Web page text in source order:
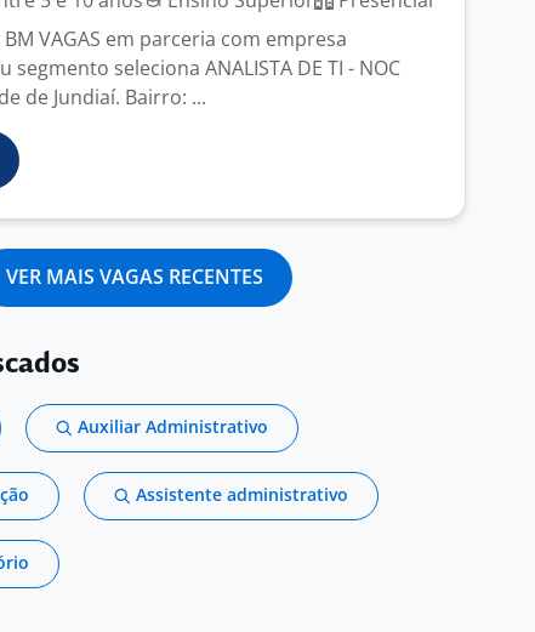
VAGAS em parceria com empresa
segmento seleciona ANALISTA DE TI - NOC
de Jundiaí. Bairro: ...
VER MAIS VAGAS RECENTES
Auxiliar Administrativo
Assistente administrativo